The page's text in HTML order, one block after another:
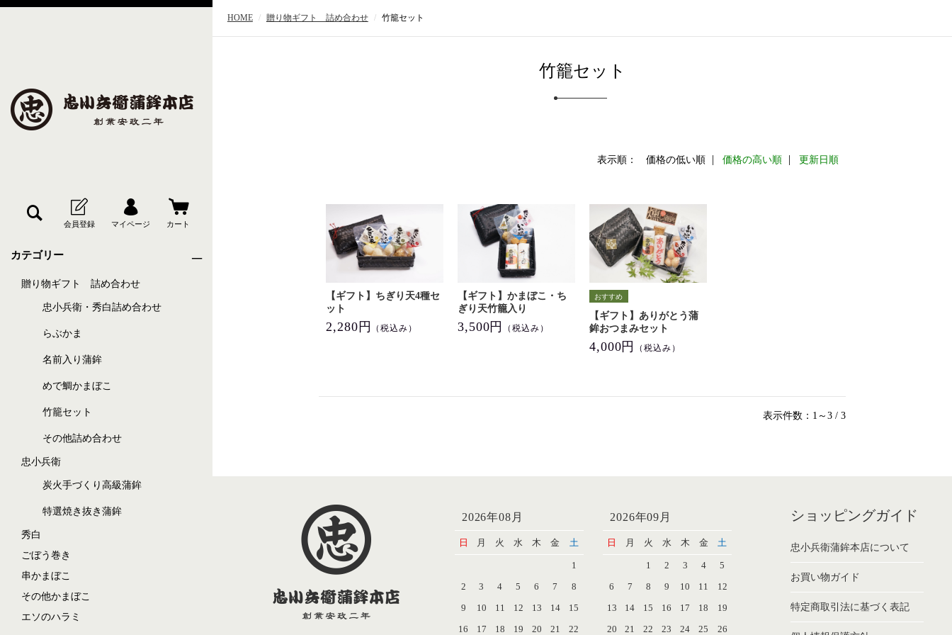
カテゴリー
贈り物ギフト 詰め合わせ
忠小兵衛・秀白詰め合わせ
らぶかま
名前入り蒲鉾
めで鯛かまぼこ
竹籠セット
その他詰め合わせ
忠小兵衛
炭火手づくり高級蒲鉾
特選焼き抜き蒲鉾
秀白
ごぼう巻き
串かまぼこ
その他かまぼこ
エソのハラミ
HOME 贈り物ギフト 詰め合わせ 竹籠セット
竹籠セット
表示順： 価格の低い順 価格の高い順 更新日順
【ギフト】ちぎり天4種セ
ット
2,280円 （税込み）
【ギフト】かまぼこ・ち
ぎり天竹籠入り
3,500円 （税込み）
【ギフト】ありがとう蒲
鉾おつまみセット
4,000円 （税込み）
表示件数：1～3 / 3
2026年08月
日 月 火 水 木 金 土
1
2
3 4 5 6 7
8
9
10 11 12 13 14
15
16
17 18 19 20 21 22
2026年09月
日 月 火 水 木 金 土
1 2 3 4
5
6
7 8 9 10 11
12
13
14 15 16 17 18
19
20
21 22 23 24 25 26
ショッピングガイド
忠小兵衛蒲鉾本店について
お買い物ガイド
特定商取引法に基づく表記